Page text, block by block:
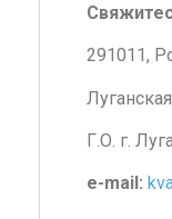
291011,
Г.О. г.
e-mail: